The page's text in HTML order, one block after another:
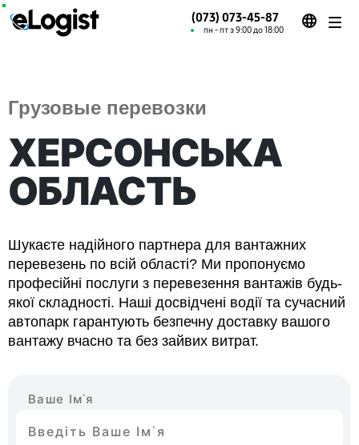
(073) 073-45-87
пн - пт з 9:00 до 18:00
Грузовые перевозки
ХЕРСОНСЬКА
ОБЛАСТЬ
Шукаєте надійного партнера для вантажних
перевезень по всій області? Ми пропонуємо
професійні послуги з перевезення вантажів будь-
якої складності. Наші досвідчені водії та сучасний
автопарк гарантують безпечну доставку вашого
вантажу вчасно та без зайвих витрат.
Ваше Ім`я